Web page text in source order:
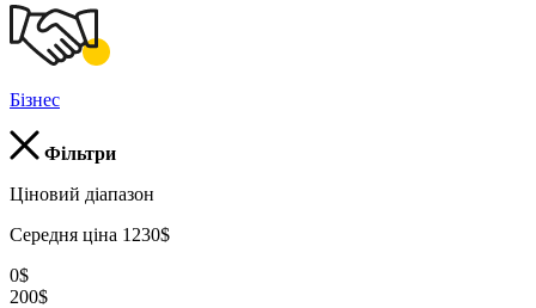
Бізнес
Фільтри
Ціновий діапазон
Середня ціна 1230$
0$
200$